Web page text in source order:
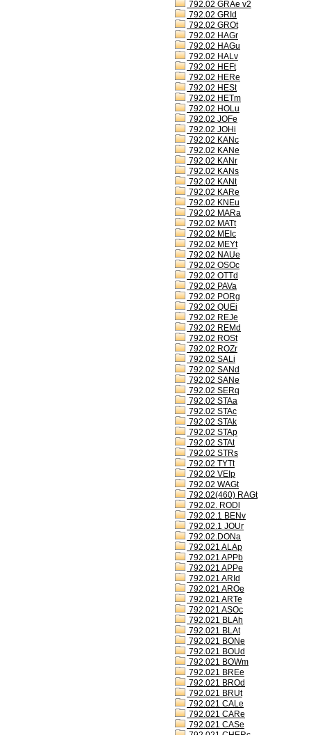
792.02 GRAe v2
792.02 GRId
792.02 GROt
792.02 HAGr
792.02 HAGu
792.02 HALv
792.02 HEFt
792.02 HERe
792.02 HESt
792.02 HETm
792.02 HOLu
792.02 JOFe
792.02 JOHi
792.02 KANc
792.02 KANe
792.02 KANr
792.02 KANs
792.02 KANt
792.02 KARe
792.02 KNEu
792.02 MARa
792.02 MATt
792.02 MEIc
792.02 MEYt
792.02 NAUe
792.02 OSOc
792.02 OTTd
792.02 PAVa
792.02 PORg
792.02 QUEi
792.02 REJe
792.02 REMd
792.02 ROSt
792.02 ROZr
792.02 SALi
792.02 SANd
792.02 SANe
792.02 SERq
792.02 STAa
792.02 STAc
792.02 STAk
792.02 STAp
792.02 STAt
792.02 STRs
792.02 TYTt
792.02 VEIp
792.02 WAGt
792.02(460) RAGt
792.02. RODl
792.02.1 BENv
792.02.1 JOUr
792.02.DONa
792.021 ALAp
792.021 APPb
792.021 APPe
792.021 ARId
792.021 AROe
792.021 ARTe
792.021 ASOc
792.021 BLAh
792.021 BLAt
792.021 BONe
792.021 BOUd
792.021 BOWm
792.021 BREe
792.021 BROd
792.021 BRUt
792.021 CALe
792.021 CARe
792.021 CASe